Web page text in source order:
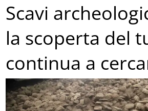
Scavi
la scoperta del
continua a